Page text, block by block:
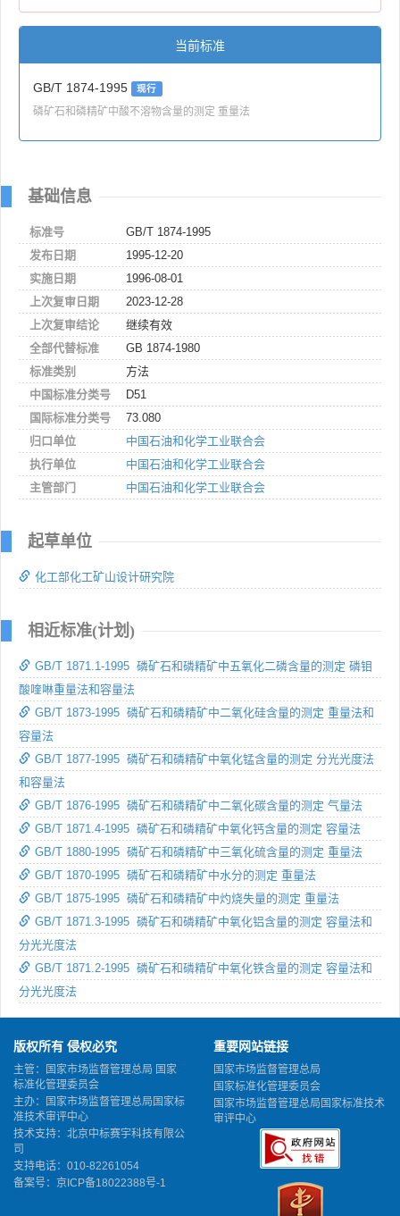
当前标准
GB/T 1874-1995 现行
磷矿石和磷精矿中酸不溶物含量的测定 重量法
基础信息
标准号
GB/T 1874-1995
发布日期
1995-12-20
实施日期
1996-08-01
上次复审日期
2023-12-28
上次复审结论
继续有效
全部代替标准
GB 1874-1980
标准类别
方法
中国标准分类号
D51
国际标准分类号
73.080
归口单位
中国石油和化学工业联合会
执行单位
中国石油和化学工业联合会
主管部门
中国石油和化学工业联合会
起草单位
化工部化工矿山设计研究院
相近标准(计划)
GB/T 1871.1-1995 磷矿石和磷精矿中五氧化二磷含量的测定 磷钼
酸喹啉重量法和容量法
GB/T 1873-1995 磷矿石和磷精矿中二氧化硅含量的测定 重量法和
容量法
GB/T 1877-1995 磷矿石和磷精矿中氧化锰含量的测定 分光光度法
和容量法
GB/T 1876-1995 磷矿石和磷精矿中二氧化碳含量的测定 气量法
GB/T 1871.4-1995 磷矿石和磷精矿中氧化钙含量的测定 容量法
GB/T 1880-1995 磷矿石和磷精矿中三氧化硫含量的测定 重量法
GB/T 1870-1995 磷矿石和磷精矿中水分的测定 重量法
GB/T 1875-1995 磷矿石和磷精矿中灼烧失量的测定 重量法
GB/T 1871.3-1995 磷矿石和磷精矿中氧化铝含量的测定 容量法和
分光光度法
GB/T 1871.2-1995 磷矿石和磷精矿中氧化铁含量的测定 容量法和
分光光度法
版权所有 侵权必究
主管：国家市场监督管理总局 国家
标准化管理委员会
主办：国家市场监督管理总局国家标
准技术审评中心
技术支持：北京中标赛宇科技有限公
司
支持电话：010-82261054
备案号： 京ICP备18022388号-1
重要网站链接
国家市场监督管理总局
国家标准化管理委员会
国家市场监督管理总局国家标准技术
审评中心